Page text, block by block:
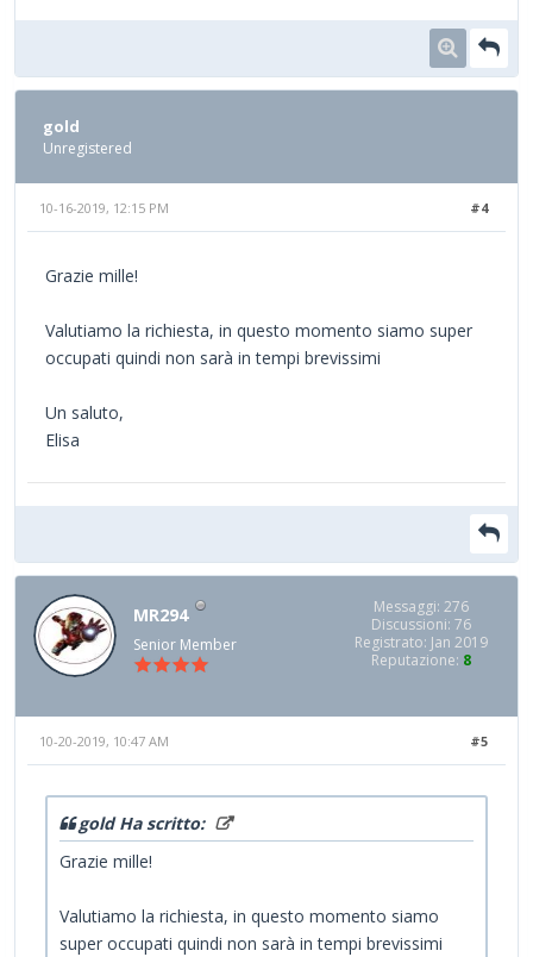
gold
Unregistered
#4
10-16-2019, 12:15 PM
Grazie mille!
Valutiamo la richiesta, in questo momento siamo super
occupati quindi non sarà in tempi brevissimi
Un saluto,
Elisa
MR294
Senior Member
Messaggi: 276
Discussioni: 76
Registrato: Jan 2019
Reputazione: 8
#5
10-20-2019, 10:47 AM
gold Ha scritto:
Grazie mille!
Valutiamo la richiesta, in questo momento siamo
super occupati quindi non sarà in tempi brevissimi